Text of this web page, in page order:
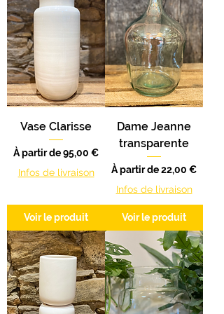
Vase Clarisse
À partir de95,00 €
Prix promotionnel
Infos de livraison
Voir le produit
Dame Jeanne
transparente
À partir de22,00 €
Prix promotionnel
Infos de livraison
Voir le produit